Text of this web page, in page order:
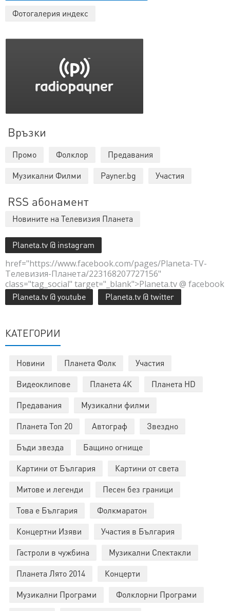
Фотогалерия индекс
Връзки
Промо Фолклор
Предавания
Музикални Филми
Payner.bg Участия
RSS абонамент
Новините на Телевизия Планета
Planeta.tv @ instagram
href="https://www.facebook.com/pages/Planeta-TV-
Телевизия-Планета/223168207727156"
class="tag_social" target="_blank">Planeta.tv @ facebook
Planeta.tv @ youtube Planeta.tv @ twitter
КАТЕГОРИИ
Новини Планета Фолк
Участия
Видеоклипове
Планета 4К
Планета HD
Предавания
Музикални филми
Планета Топ 20
Автограф
Звездно
Бъди звезда
Бащино огнище
Картини от България
Картини от света
Митове и легенди
Песен без граници
Това е България
Фолкмаратон
Концертни Изяви
Участия в България
Гастроли в чужбина
Музикални Спектакли
Планета Лято 2014
Концерти
Музикални Програми
Фолклорни Програми